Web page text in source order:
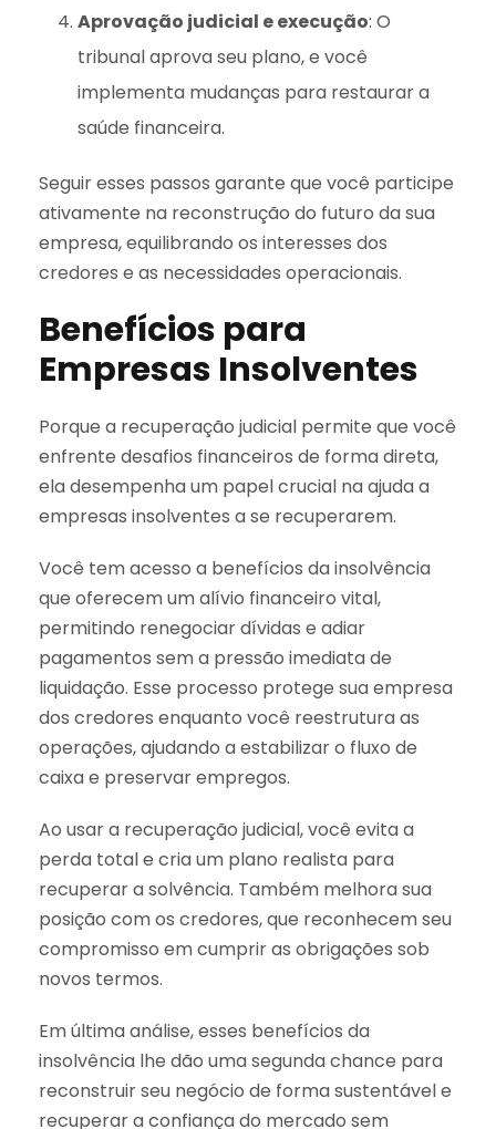
Aprovação judicial e execução: O
tribunal aprova seu plano, e você
implementa mudanças para restaurar a
saúde financeira.
Seguir esses passos garante que você participe
ativamente na reconstrução do futuro da sua
empresa, equilibrando os interesses dos
credores e as necessidades operacionais.
Benefícios para
Empresas Insolventes
Porque a recuperação judicial permite que você
enfrente desafios financeiros de forma direta,
ela desempenha um papel crucial na ajuda a
empresas insolventes a se recuperarem.
Você tem acesso a benefícios da insolvência
que oferecem um alívio financeiro vital,
permitindo renegociar dívidas e adiar
pagamentos sem a pressão imediata de
liquidação. Esse processo protege sua empresa
dos credores enquanto você reestrutura as
operações, ajudando a estabilizar o fluxo de
caixa e preservar empregos.
Ao usar a recuperação judicial, você evita a
perda total e cria um plano realista para
recuperar a solvência. Também melhora sua
posição com os credores, que reconhecem seu
compromisso em cumprir as obrigações sob
novos termos.
Em última análise, esses benefícios da
insolvência lhe dão uma segunda chance para
reconstruir seu negócio de forma sustentável e
recuperar a confiança do mercado sem